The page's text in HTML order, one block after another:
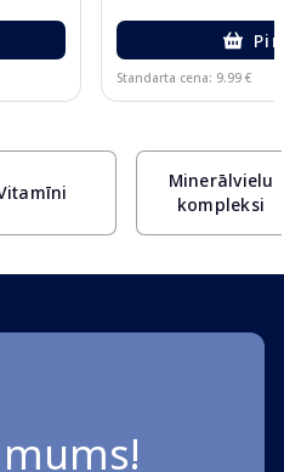
Standarta cena: 9.99 €
Minerālvielu
kompleksi